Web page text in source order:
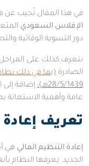
في هذا المقال نُجيب عن
الإفلاس السعودي
دور التسوية الوقائية
نتعرف كذلك على المراحل
الصادرة
28/5/1439هـ)،
إضافة
عامة وأهمية
تعريف إعادة
إعادة التنظيم المالي هي
الجديد. يعرفها النظام